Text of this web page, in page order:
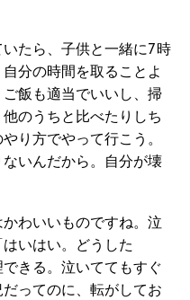
たら、子供と一緒に7時
分の時間を取ることよ
飯も適当でいいし、掃
のうちと比べたりしち
り方でやって行こう。
いんだから。自分が壊
わいいものですね。泣
いはい。どうした
きる。泣いててもすぐ
ってのに、転がしてお